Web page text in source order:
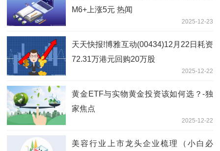
M6+上涨5元 热闻
2025-12-23
天天快报!博雅互动(00434)12月22日耗资
72.31万港元回购20万股
2025-12-22
黄金ETF与实物黄金投资该如何选？-独
家焦点
2025-12-22
美容行业上市龙头企业梳理（小白必